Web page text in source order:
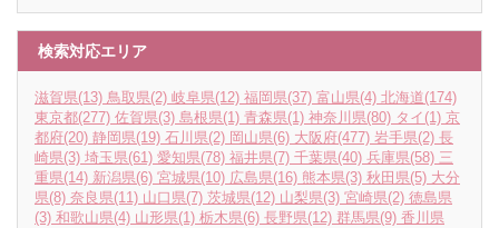
検索対応エリア
滋賀県(13) 鳥取県(2) 岐阜県(12) 福岡県(37) 富山県(4) 北海道(174)
東京都(277) 佐賀県(3) 島根県(1) 青森県(1) 神奈川県(80) タイ (1) 京
都府(20) 静岡県(19) 石川県(2) 岡山県(6) 大阪府(477) 岩手県(2) 長
崎県(3) 埼玉県(61) 愛知県(78) 福井県(7) 千葉県(40) 兵庫県(58) 三
重県(14) 新潟県(6) 宮城県(10) 広島県(16) 熊本県(3) 秋田県(5) 大分
県(8) 奈良県(11) 山口県(7) 茨城県(12) 山梨県(3) 宮崎県(2) 徳島県
(3) 和歌山県(4) 山形県(1) 栃木県(6) 長野県(12) 群馬県(9) 香川県